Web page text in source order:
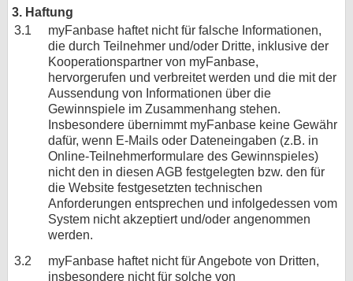
3. Haftung
3.1
myFanbase haftet nicht für falsche Informationen,
die durch Teilnehmer und/oder Dritte, inklusive der
Kooperationspartner von myFanbase,
hervorgerufen und verbreitet werden und die mit der
Aussendung von Informationen über die
Gewinnspiele im Zusammenhang stehen.
Insbesondere übernimmt myFanbase keine Gewähr
dafür, wenn E-Mails oder Dateneingaben (z.B. in
Online-Teilnehmerformulare des Gewinnspieles)
nicht den in diesen AGB festgelegten bzw. den für
die Website festgesetzten technischen
Anforderungen entsprechen und infolgedessen vom
System nicht akzeptiert und/oder angenommen
werden.
3.2
myFanbase haftet nicht für Angebote von Dritten,
insbesondere nicht für solche von